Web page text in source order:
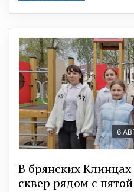
6
В брянских
сквер рядом с